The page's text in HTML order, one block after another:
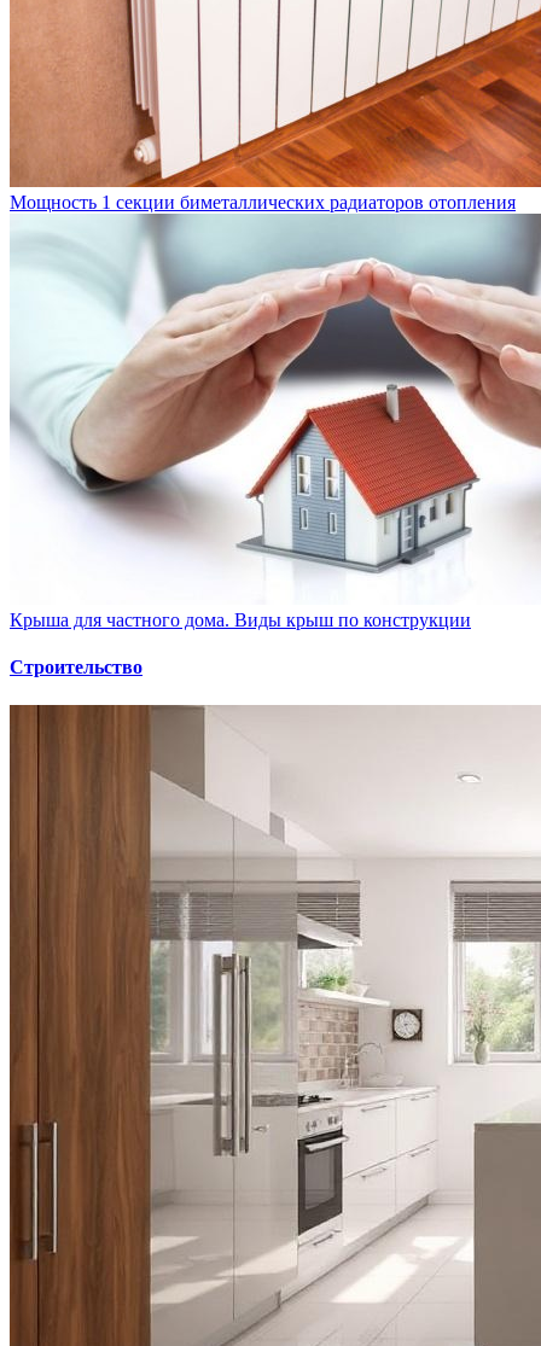
Мощность 1 секции биметаллических радиаторов отопления
Крыша для частного дома. Виды крыш по конструкции
Строительство